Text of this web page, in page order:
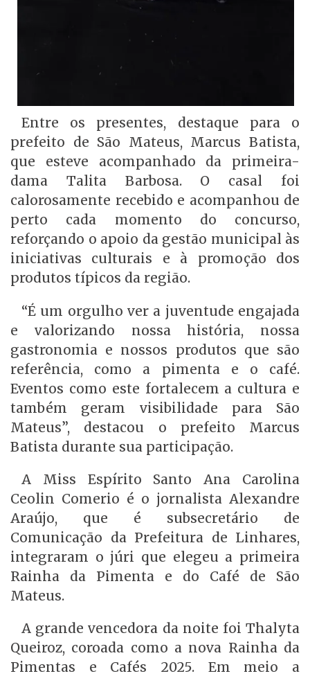
Entre os presentes, destaque para o
prefeito de São Mateus, Marcus Batista,
que esteve acompanhado da primeira-
dama Talita Barbosa. O casal foi
calorosamente recebido e acompanhou de
perto cada momento do concurso,
reforçando o apoio da gestão municipal às
iniciativas culturais e à promoção dos
produtos típicos da região.
“É um orgulho ver a juventude engajada
e valorizando nossa história, nossa
gastronomia e nossos produtos que são
referência, como a pimenta e o café.
Eventos como este fortalecem a cultura e
também geram visibilidade para São
Mateus”, destacou o prefeito Marcus
Batista durante sua participação.
A Miss Espírito Santo Ana Carolina
Ceolin Comerio é o jornalista Alexandre
Araújo, que é subsecretário de
Comunicação da Prefeitura de Linhares,
integraram o júri que elegeu a primeira
Rainha da Pimenta e do Café de São
Mateus.
A grande vencedora da noite foi Thalyta
Queiroz, coroada como a nova Rainha da
Pimentas e Cafés 2025. Em meio a